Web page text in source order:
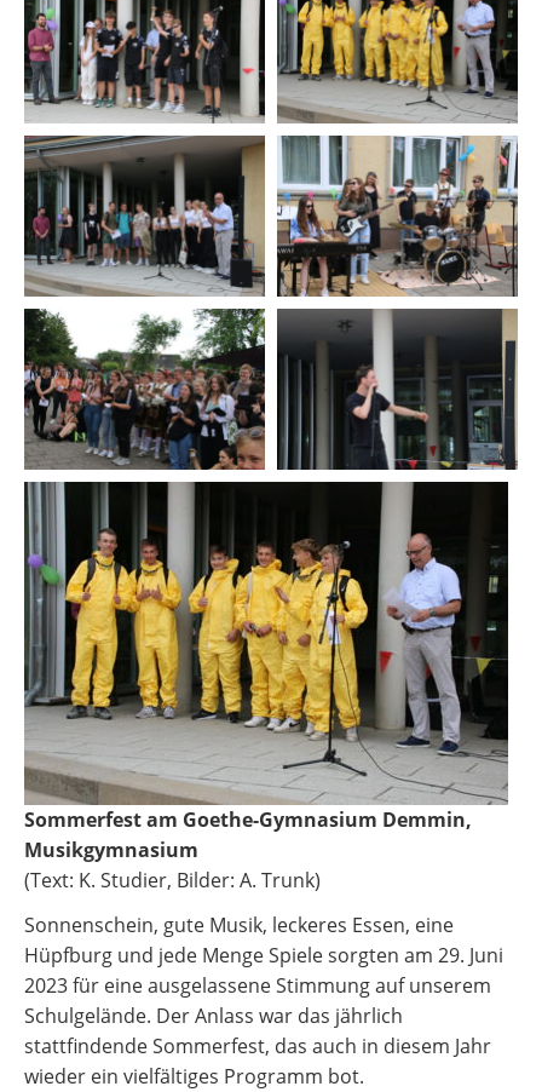
Sommerfest am Goethe-Gymnasium Demmin,
Musikgymnasium
(Text: K. Studier, Bilder: A. Trunk)
Sonnenschein, gute Musik, leckeres Essen, eine
Hüpfburg und jede Menge Spiele sorgten am 29. Juni
2023 für eine ausgelassene Stimmung auf unserem
Schulgelände. Der Anlass war das jährlich
stattfindende Sommerfest, das auch in diesem Jahr
wieder ein vielfältiges Programm bot.